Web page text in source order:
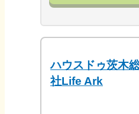
ハウスドゥ茨木
社Life Ark